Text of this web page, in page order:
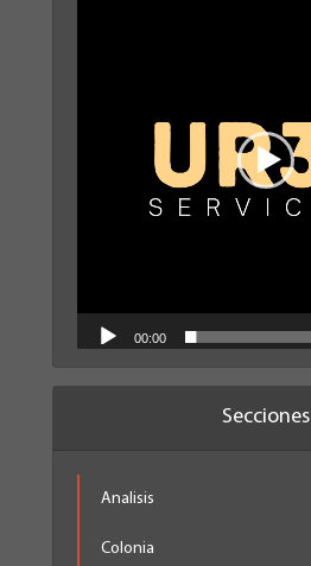
00:00
Secciones
Analisis
Colonia